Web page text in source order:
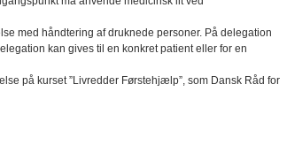
med håndtering af druknede personer. På delegation
kan gives til en konkret patient eller for en
på kurset ”Livredder Førstehjælp”, som Dansk Råd for